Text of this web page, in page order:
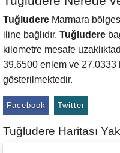
Tuğludere Marmara
iline bağlıdır. Tuğludere
kilometre mesafe
39.6500 enlem ve
gösterilmektedir.
Facebook Twitter
Tuğludere Haritası